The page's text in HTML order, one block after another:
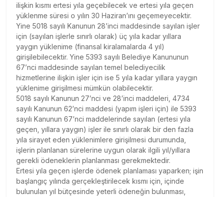
ilişkin kısmı ertesi yıla geçebilecek ve ertesi yıla geçen
yüklenme süresi o yılın 30 Haziran’ını geçemeyecektir.
Yine 5018 sayılı Kanunun 28’inci maddesinde sayılan işler
için (sayılan işlerle sınırlı olarak) üç yıla kadar yıllara
yaygın yüklenime (finansal kiralamalarda 4 yıl)
girişilebilecektir. Yine 5393 sayılı Belediye Kanununun
67’nci maddesinde sayılan temel belediyecilik
hizmetlerine ilişkin işler için ise 5 yıla kadar yıllara yaygın
yüklenime girişilmesi mümkün olabilecektir.
5018 sayılı Kanunun 27’nci ve 28’inci maddeleri, 4734
sayılı Kanunun 62’nci maddesi (yapım işleri için) ile 5393
sayılı Kanunun 67’nci maddelerinde sayılan (ertesi yıla
geçen, yıllara yaygın) işler ile sınırlı olarak bir den fazla
yıla sirayet eden yüklenimlere girişilmesi durumunda,
işlerin planlanan sürelerine uygun olarak ilgili yıl/yıllara
gerekli ödeneklerin planlanması gerekmektedir.
Ertesi yıla geçen işlerde ödenek planlaması yaparken; işin
başlangıç yılında gerçekleştirilecek kısmı için, içinde
bulunulan yıl bütçesinde yeterli ödeneğin bulunması,